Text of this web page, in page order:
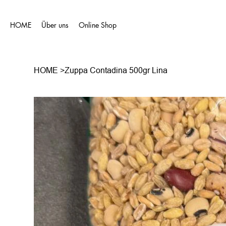
HOME Über uns Online Shop
HOME >Zuppa Contadina 500gr Lina